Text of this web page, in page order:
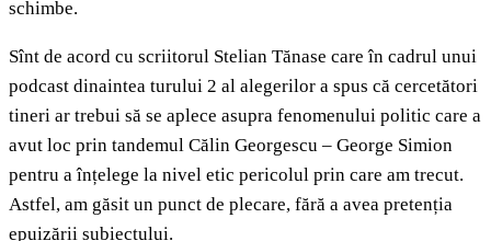
schimbe.
Sînt de acord cu scriitorul Stelian Tănase care în cadrul unui
podcast dinaintea turului 2 al alegerilor a spus că cercetători
tineri ar trebui să se aplece asupra fenomenului politic care a
avut loc prin tandemul Călin Georgescu – George Simion
pentru a înțelege la nivel etic pericolul prin care am trecut.
Astfel, am găsit un punct de plecare, fără a avea pretenția
epuizării subiectului.